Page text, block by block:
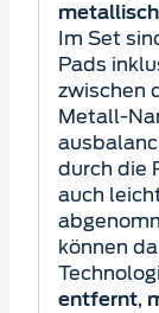
Im Set
Pads
zwischen
Metall-
durch die
auch
können
entfernt,